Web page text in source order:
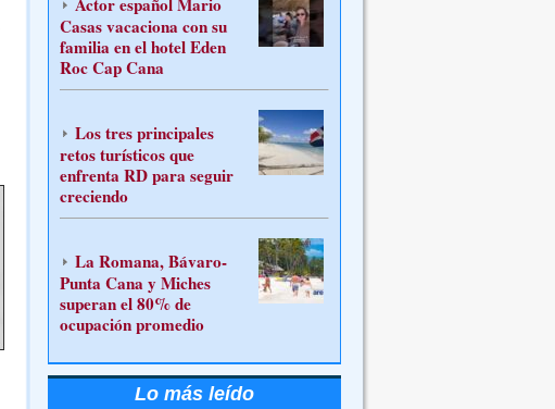
Casas vacaciona con su
familia en el hotel Eden
Roc Cap Cana
Los tres principales
retos turísticos que
enfrenta RD para seguir
creciendo
La Romana, Bávaro-
Punta Cana y Miches
superan el 80% de
ocupación promedio
Lo más leído